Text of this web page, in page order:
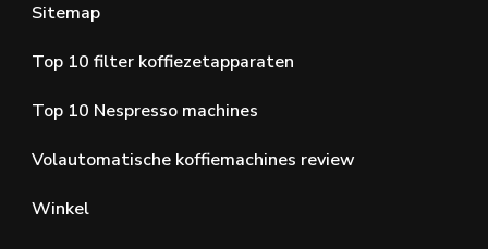
Sitemap
Top 10 filter koffiezetapparaten
Top 10 Nespresso machines
Volautomatische koffiemachines review
Winkel